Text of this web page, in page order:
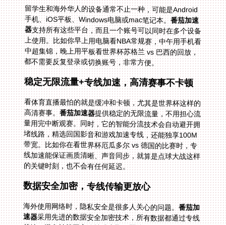
留学生和海外华人的设备通常不止一种，可能是Android
手机、iOS平板、Windows电脑或mac笔记本。番茄加速
器支持所有这些平台，而且一个账号可以同时在多个设备
上使用。比如你早上用电脑看NBA常规赛，中午用手机看
中超集锦，晚上用平板看世界杯苏格兰 vs 巴西的回放，
都不需要反复登录或切换账号，非常方便。
稳定无限流量+专线加速，高清赛事不卡顿
看体育直播最怕的就是缓冲和卡顿，尤其是世界杯这样的
高清赛事。番茄加速器提供稳定的无限流量，不用担心流
量用完中断观赛。同时，它的智能分流技术会自动避开拥
堵线路，精选回国影音和游戏加速专线，还能独享100M
带宽。比如你在看世界杯厄瓜多尔 vs 德国的比赛时，专
线加速能保证画质清晰、声音同步，就算是点球大战这样
的关键时刻，也不会有任何延迟。
数据安全加密，专线传输更放心
海外使用网络时，隐私安全是很多人关心的问题。番茄加
速器采用先进的数据安全加密技术，所有数据都通过专线
传输，避免被第三方追踪或窃取。不管你在哪个国家使
用，都能放心地连接国内网络，不用担心IP泄露或信息安